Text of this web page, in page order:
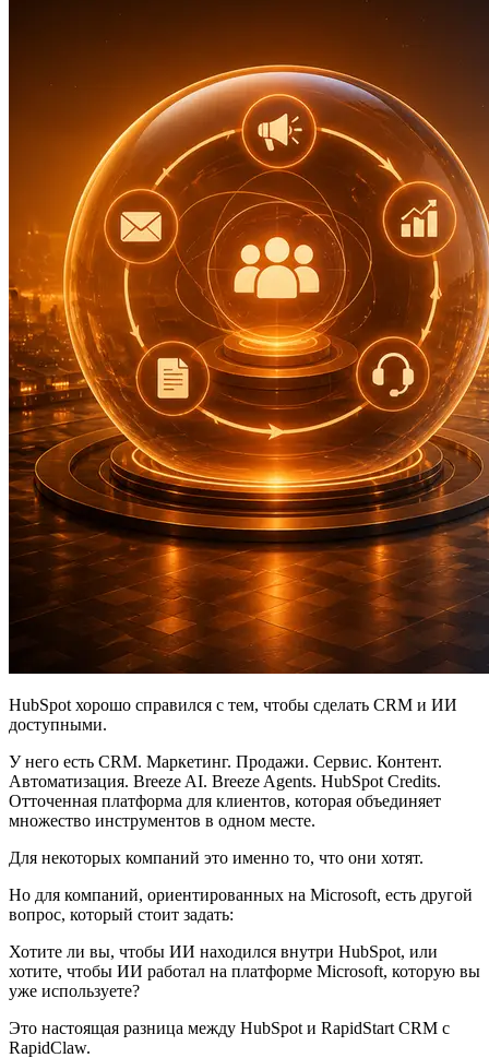
HubSpot хорошо справился с тем, чтобы сделать CRM и ИИ
доступными.
У него есть CRM. Маркетинг. Продажи. Сервис. Контент.
Автоматизация. Breeze AI. Breeze Agents. HubSpot Credits.
Отточенная платформа для клиентов, которая объединяет
множество инструментов в одном месте.
Для некоторых компаний это именно то, что они хотят.
Но для компаний, ориентированных на Microsoft, есть другой
вопрос, который стоит задать:
Хотите ли вы, чтобы ИИ находился внутри HubSpot, или
хотите, чтобы ИИ работал на платформе Microsoft, которую вы
уже используете?
Это настоящая разница между HubSpot и RapidStart CRM с
RapidClaw.